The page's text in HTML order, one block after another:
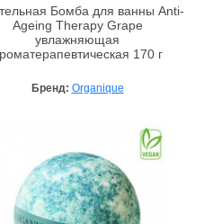
Бомба для ванны Anti-
Ageing Therapy Grape
увлажняющая
170 г
Бренд: Organique